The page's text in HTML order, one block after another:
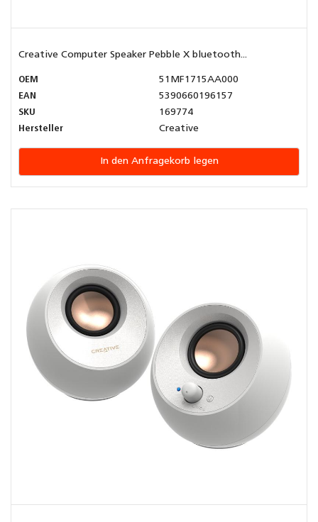
Creative Computer Speaker Pebble X bluetooth...
OEM
51MF1715AA000
EAN
5390660196157
SKU
169774
Hersteller
Creative
In den Anfragekorb legen